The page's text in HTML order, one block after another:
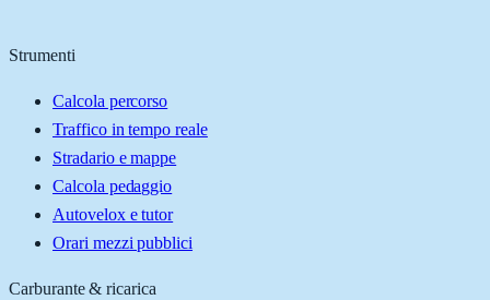
Strumenti
Calcola percorso
Traffico in tempo reale
Stradario e mappe
Calcola pedaggio
Autovelox e tutor
Orari mezzi pubblici
Carburante & ricarica